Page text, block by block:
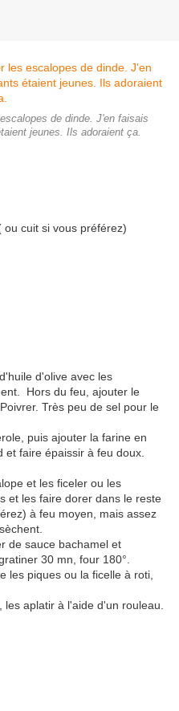
de dinde. J'en faisais
jeunes. Ils adoraient ça.
cuit si vous préférez)
d'olive avec les
Hors du feu, ajouter le
Très peu de sel pour le
puis ajouter la farine en
faire épaissir à feu doux.
et les ficeler ou les
et les faire dorer dans le reste
à feu moyen, mais assez
de sauce bachamel et
30 mn, four 180°.
les piques ou la ficelle à roti,
aplatir à l'aide d'un rouleau.